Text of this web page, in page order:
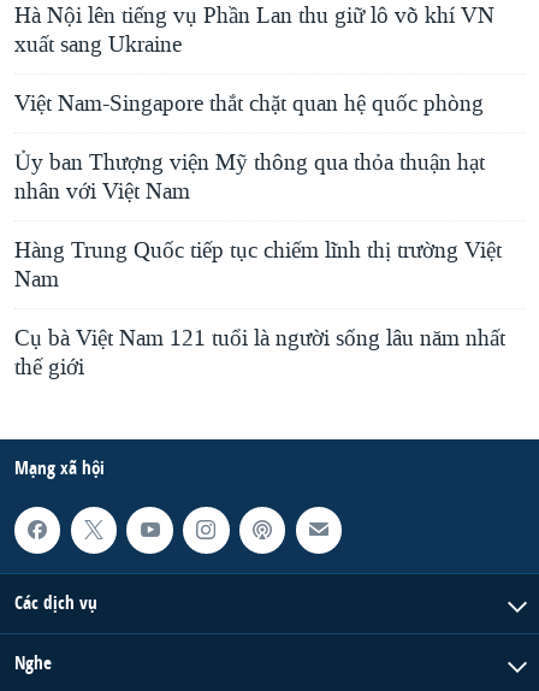
Hà Nội lên tiếng vụ Phần Lan thu giữ lô võ khí VN
xuất sang Ukraine
Việt Nam-Singapore thắt chặt quan hệ quốc phòng
Ủy ban Thượng viện Mỹ thông qua thỏa thuận hạt
nhân với Việt Nam
Hàng Trung Quốc tiếp tục chiếm lĩnh thị trường Việt
Nam
Cụ bà Việt Nam 121 tuổi là người sống lâu năm nhất
thế giới
Mạng xã hội
Các dịch vụ
Nghe